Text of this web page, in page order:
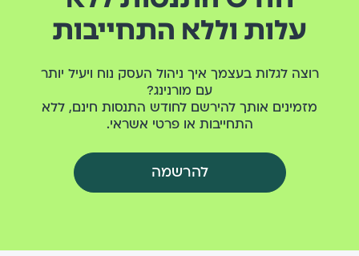
עלות וללא התחייבות
רוצה לגלות בעצמך איך ניהול העסק נוח ויעיל יותר
עם מורנינג?
מזמינים אותך להירשם לחודש התנסות חינם, ללא
התחייבות או פרטי אשראי.
להרשמה